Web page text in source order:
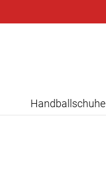
Handballschuhe